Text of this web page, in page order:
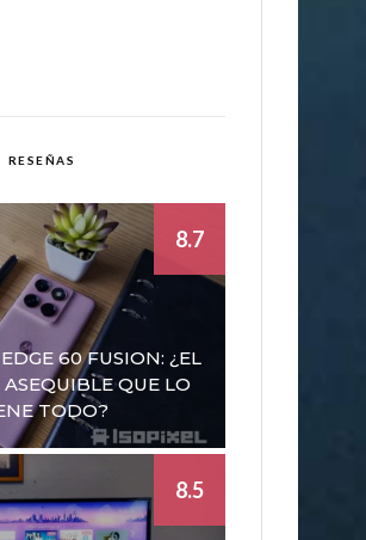
RESEÑAS
60 FUSION: ¿EL
QUE LO
TODO?
8.7
8.5